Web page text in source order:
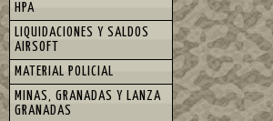
HPA
LIQUIDACIONES Y SALDOS
AIRSOFT
MATERIAL POLICIAL
MINAS, GRANADAS Y LANZA
GRANADAS